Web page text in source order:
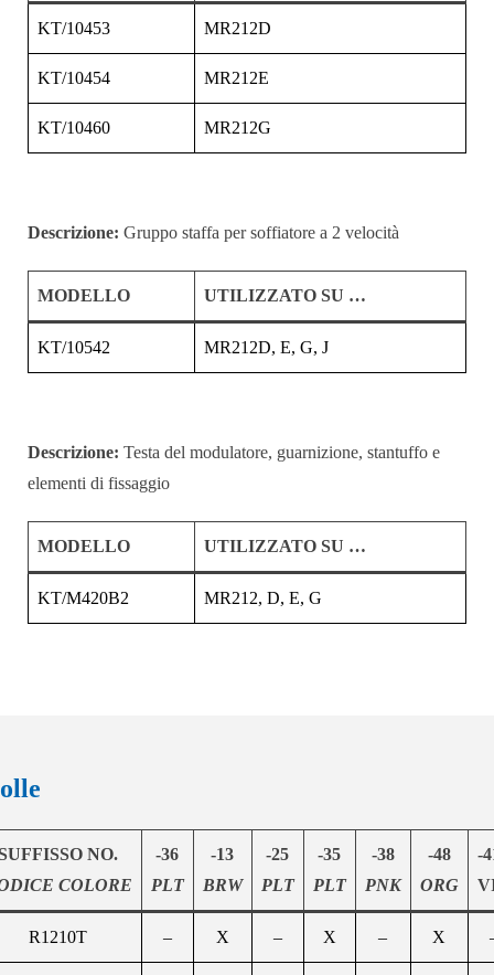
KT/10453 MR212D
KT/10454 MR212E
KT/10460 MR212G
Descrizione: Gruppo staffa per soffiatore a 2 velocità
MODELLO UTILIZZATO SU …
KT/10542 MR212D, E, G, J
Descrizione: Testa del modulatore, guarnizione, stantuffo e
elementi di fissaggio
MODELLO UTILIZZATO SU …
KT/M420B2 MR212, D, E, G
NO.
COLORE
-36
PLT
-13
BRW
-25
PLT
-35
PLT
-38
PNK
-48
ORG
-
R1210T – X – X – X